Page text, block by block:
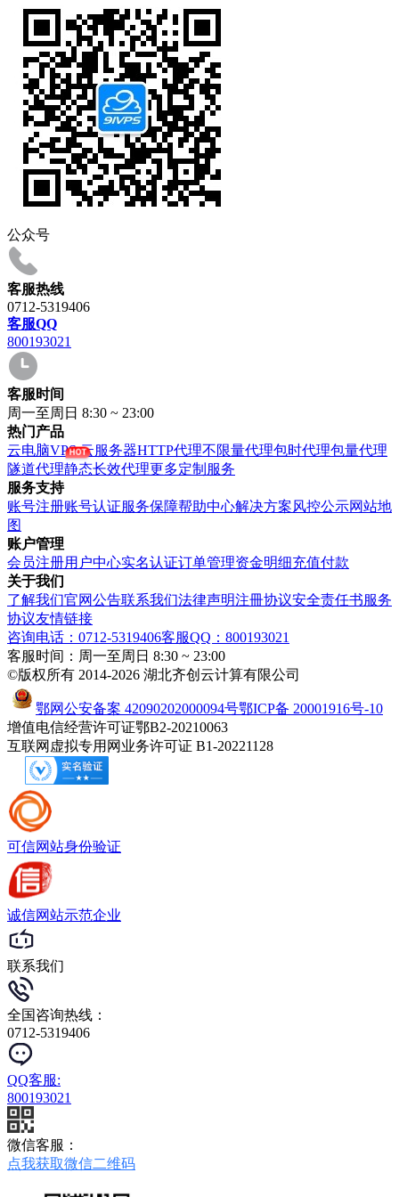
公众号
客服热线
0712-5319406
客服QQ
800193021
客服时间
周一至周日 8:30 ~ 23:00
热门产品
云电脑VPS云服务器HTTP代理不限量代理包时代理包量代理
隧道代理静态长效代理更多定制服务
服务支持
账号注册账号认证服务保障帮助中心解决方案风控公示网站地
图
账户管理
会员注册用户中心实名认证订单管理资金明细充值付款
关于我们
了解我们官网公告联系我们法律声明注冊协议安全责任书服务
协议友情链接
咨询电话：0712-5319406客服QQ：800193021
客服时间：周一至周日 8:30 ~ 23:00
©版权所有 2014-2026 湖北齐创云计算有限公司
鄂网公安备案 42090202000094号鄂ICP备 20001916号-10
增值电信经营许可证鄂B2-20210063
互联网虚拟专用网业务许可证 B1-20221128
可信网站身份验证
诚信网站示范企业
联系我们
全国咨询热线：
0712-5319406
QQ客服:
800193021
微信客服：
点我获取微信二维码